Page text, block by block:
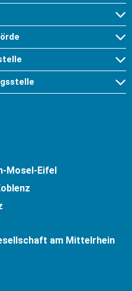
Mosel-Eifel
am Mittelrhein